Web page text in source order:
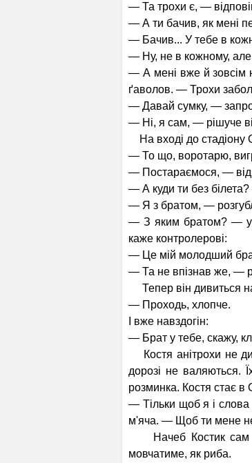
— Та трохи є, —
— А ти бачив, як мені
— Бачив... У тебе в
— Ну, не в кожному, але
— А мені вже й зовсім
ґаволов. — Трохи
— Давай сумку, —
— Ні, я сам, — рішуче
На вході до стадіону
— То що, воротарю,
— Постараємося, —
— А куди ти без
— Я з братом, —
— З яким братом? —
каже контролерові:
— Це мій молодший
— Та не впізнав же, —
Тепер він дивиться
— Проходь, хлопче.
І вже навздогін:
— Брат у тебе, скажу,
Костя анітрохи не
дорозі не валяються.
розминка. Костя стає
— Тільки щоб я і слова
м'яча. — Щоб ти мене не
Начеб Костик сам
мовчатиме, як риба.